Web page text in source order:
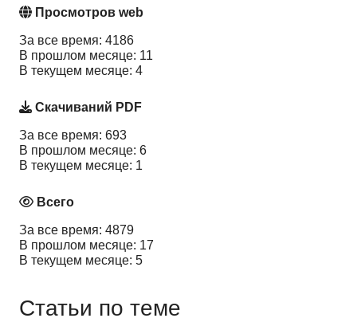
Просмотров web
За все время: 4186
В прошлом месяце: 11
В текущем месяце: 4
Скачиваний PDF
За все время: 693
В прошлом месяце: 6
В текущем месяце: 1
Всего
За все время: 4879
В прошлом месяце: 17
В текущем месяце: 5
Статьи по теме